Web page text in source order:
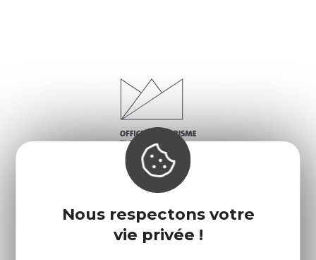
Nous respectons votre
vie privée !